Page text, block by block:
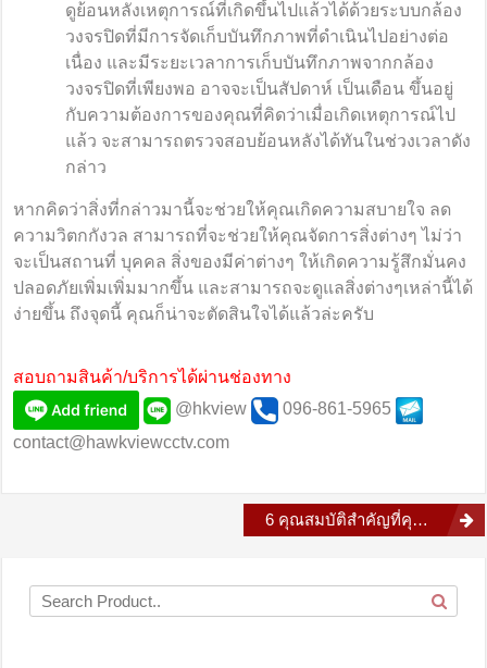
ดูย้อนหลังเหตุการณ์ที่เกิดขึ้นไปแล้วได้ด้วยระบบกล้อง
วงจรปิดที่มีการจัดเก็บบันทึกภาพที่ดำเนินไปอย่างต่อ
เนื่อง และมีระยะเวลาการเก็บบันทึกภาพจากกล้อง
วงจรปิดที่เพียงพอ อาจจะเป็นสัปดาห์ เป็นเดือน ขึ้นอยู่
กับความต้องการของคุณที่คิดว่าเมื่อเกิดเหตุการณ์ไป
แล้ว จะสามารถตรวจสอบย้อนหลังได้ทันในช่วงเวลาดัง
กล่าว
หากคิดว่าสิ่งที่กล่าวมานี้จะช่วยให้คุณเกิดความสบายใจ ลด
ความวิตกกังวล สามารถที่จะช่วยให้คุณจัดการสิ่งต่างๆ ไม่ว่า
จะเป็นสถานที่ บุคคล สิ่งของมีค่าต่างๆ ให้เกิดความรู้สึกมั่นคง
ปลอดภัยเพิ่มเพิ่มมากขึ้น และสามารถจะดูแลสิ่งต่างๆเหล่านี้ได้
ง่ายขึ้น ถึงจุดนี้ คุณก็น่าจะตัดสินใจได้แล้วล่ะครับ
สอบถามสินค้า/บริการได้ผ่านช่องทาง
@hkview
096-861-5965
contact@hawkviewcctv.com
6 คุณสมบัติสำคัญที่คุณควรพิจารณาในระบบกล้องวงจรปิด